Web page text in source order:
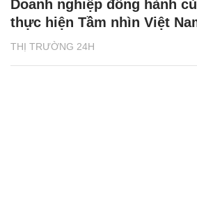
THỊ TRƯỜNG 24H
Doanh nghiệp đồng hành
thực hiện Tầm nhìn Việt